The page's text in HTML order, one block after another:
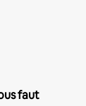
faut